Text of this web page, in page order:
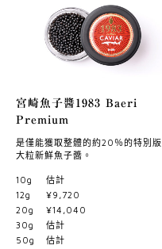
宮崎魚子醬1983 Baeri
Premium
是僅能獲取整體的約20％的特別版
大粒新鮮魚子醬。
10g
估計
12g
¥9,720
20g
¥14,040
30g
估計
50g
估計